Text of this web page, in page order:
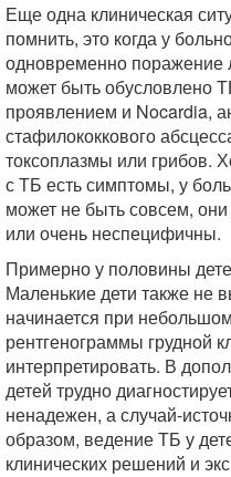
Еще одна клиническая
помнить, это когда у
одновременно поражение
может быть обусловлено
проявлением и Nocardia,
стафилококкового
токсоплазмы или грибов.
с ТБ есть симптомы, у
может не быть совсем,
или очень неспецифичны.
Примерно у половины
Маленькие дети также не
начинается при
рентгенограммы грудной
интерпретировать. В
детей трудно
ненадежен, а случай-
образом, ведение ТБ у
клинических решений и